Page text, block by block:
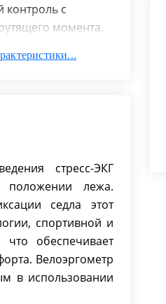
с
момента.
скорости
нагрузки: 1, 5, 10
10 кг x м2.
7 кг.
педали: 170 мм.
5
10
стресс-ЭКГ
положении лежа.
седла этот
спортивной и
обеспечивает
Велоэргометр
в использовании